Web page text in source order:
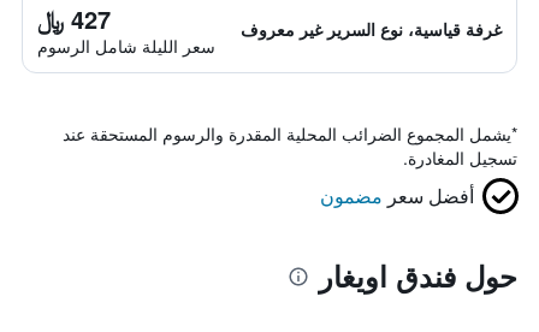
غرفة قياسية، نوع السرير غير معروف 427 ﷼
سعر الليلة شامل الرسوم
*يشمل المجموع الضرائب المحلية المقدرة والرسوم المستحقة عند
تسجيل المغادرة.
أفضل سعر مضمون
حول فندق اويغار